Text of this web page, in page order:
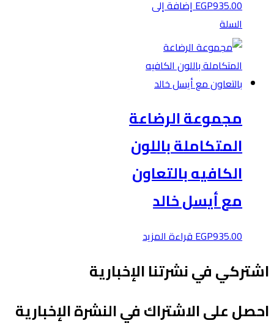
EGP935.00
إضافة إلى
السلة
مجموعة الرضاعة
المتكاملة باللون
الكافيه بالتعاون
مع أيسل خالد
EGP935.00 قراءة المزيد
في نشرتنا الإخبارية
على الاشتراك في النشرة الإخبارية